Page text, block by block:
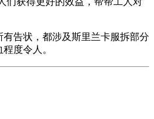
告状，都涉及斯里兰卡服拆部分
度令人。